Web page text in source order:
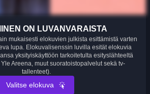
ON LUVANVARAISTA
mukaisesti elokuvien julkista esittämistä varten
lupa. Elokuvalisenssin luvilla esität elokuvia
yksityiskäyttöön tarkoitetulta esityslähteeltä
Areena, muut suoratoistopalvelut sekä tv-
tallenteet).
Valitse elokuva